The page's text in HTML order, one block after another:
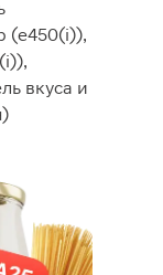
(е450(i)),
вкуса и